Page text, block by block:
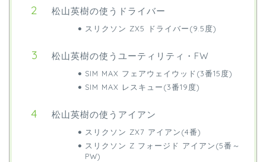
松山英樹の使うドライバー
スリクソン ZX5 ドライバー(9.5度)
松山英樹の使うユーティリティ・FW
SIM MAX フェアウェイウッド(3番15度)
SIM MAX レスキュー(3番19度)
松山英樹の使うアイアン
スリクソン ZX7 アイアン(4番)
スリクソン Z フォージド アイアン(5番～
PW)